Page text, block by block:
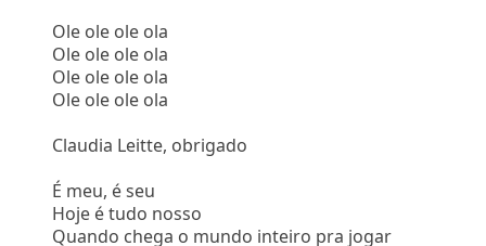
Ole ole ole ola
Ole ole ole ola
Ole ole ole ola
Ole ole ole ola
Claudia Leitte, obrigado
É meu, é seu
Hoje é tudo nosso
Quando chega o mundo inteiro pra jogar